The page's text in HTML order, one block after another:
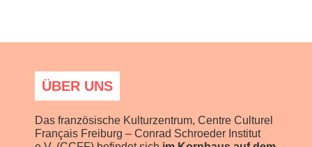
ÜBER UNS
Das französische Kulturzentrum, Centre Culturel
Français Freiburg – Conrad Schroeder Institut